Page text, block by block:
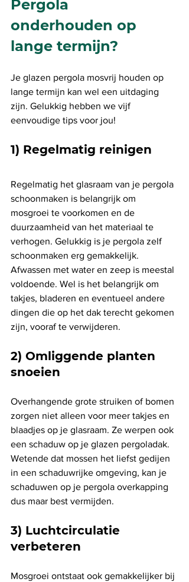
Pergola
onderhouden op
lange termijn?
Je glazen pergola mosvrij houden op
lange termijn kan wel een uitdaging
zijn. Gelukkig hebben we vijf
eenvoudige tips voor jou!
1) Regelmatig reinigen
Regelmatig het glasraam van je pergola
schoonmaken is belangrijk om
mosgroei te voorkomen en de
duurzaamheid van het materiaal te
verhogen. Gelukkig is je pergola zelf
schoonmaken erg gemakkelijk.
Afwassen met water en zeep is meestal
voldoende. Wel is het belangrijk om
takjes, bladeren en eventueel andere
dingen die op het dak terecht gekomen
zijn, vooraf te verwijderen.
2) Omliggende planten
snoeien
Overhangende grote struiken of bomen
zorgen niet alleen voor meer takjes en
blaadjes op je glasraam. Ze werpen ook
een schaduw op je glazen pergoladak.
Wetende dat mossen het liefst gedijen
in een schaduwrijke omgeving, kan je
schaduwen op je pergola overkapping
dus maar best vermijden.
3) Luchtcirculatie
verbeteren
Mosgroei ontstaat ook gemakkelijker bij